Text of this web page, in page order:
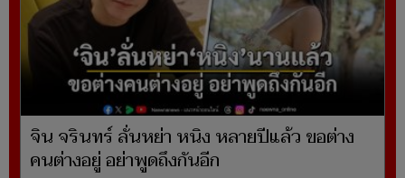
จิน จรินทร์ ลั่นหย่า หนิง หลายปีแล้ว ขอต่าง
คนต่างอยู่ อย่าพูดถึงกันอีก